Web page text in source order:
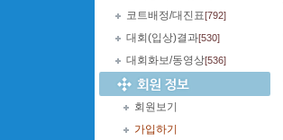
코트배정/대진표[792]
대회(입상)결과[530]
대회화보/동영상[536]
회원보기
가입하기